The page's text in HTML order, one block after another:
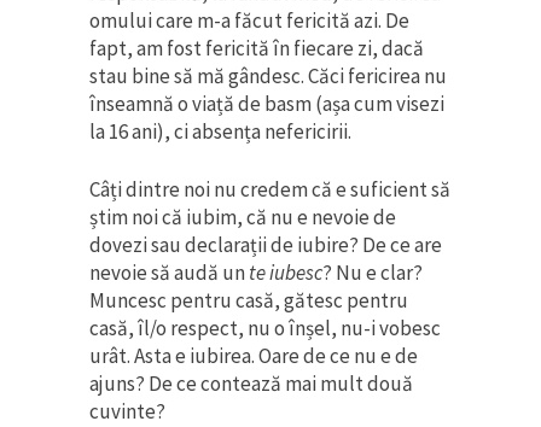
omului care m-a făcut fericită azi. De
fapt, am fost fericită în fiecare zi, dacă
stau bine să mă gândesc. Căci fericirea nu
înseamnă o viață de basm (așa cum visezi
la 16 ani), ci absența nefericirii.
Câți dintre noi nu credem că e suficient să
știm noi că iubim, că nu e nevoie de
dovezi sau declarații de iubire? De ce are
nevoie să audă unte iubesc? Nu e clar?
Muncesc pentru casă, gătesc pentru
casă, îl/o respect, nu o înșel, nu-i vobesc
urât. Asta e iubirea. Oare de ce nu e de
ajuns? De ce contează mai mult două
cuvinte?